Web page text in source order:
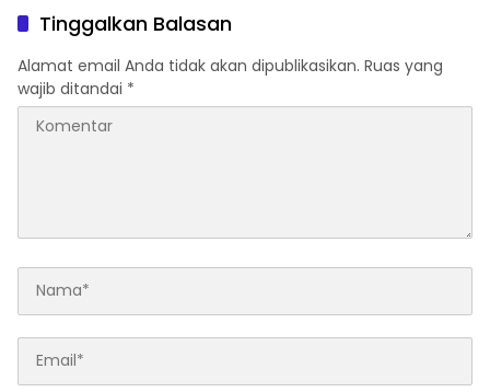
Pengeroyokan
Tinggalkan Balasan
Alamat email Anda tidak akan dipublikasikan. Ruas yang
wajib ditandai *